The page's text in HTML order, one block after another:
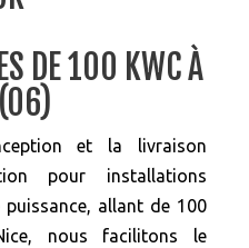
DE 100 KWC À
et la livraison
pour installations
allant de 100
nous facilitons le